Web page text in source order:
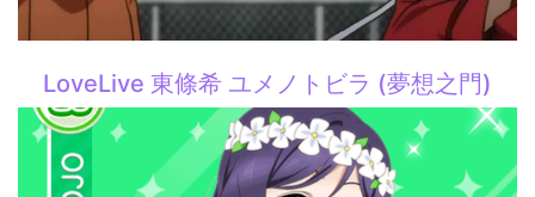
LoveLive 東條希 ユメノトビラ (夢想之門)